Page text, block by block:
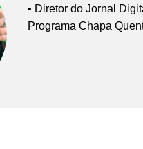
• Diretor do Jornal
Programa Chapa